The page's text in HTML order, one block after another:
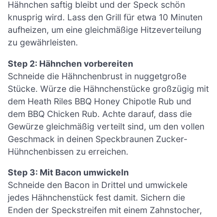
Hähnchen saftig bleibt und der Speck schön
knusprig wird. Lass den Grill für etwa 10 Minuten
aufheizen, um eine gleichmäßige Hitzeverteilung
zu gewährleisten.
Step 2: Hähnchen vorbereiten
Schneide die Hähnchenbrust in nuggetgroße
Stücke. Würze die Hähnchenstücke großzügig mit
dem Heath Riles BBQ Honey Chipotle Rub und
dem BBQ Chicken Rub. Achte darauf, dass die
Gewürze gleichmäßig verteilt sind, um den vollen
Geschmack in deinen Speckbraunen Zucker-
Hühnchenbissen zu erreichen.
Step 3: Mit Bacon umwickeln
Schneide den Bacon in Drittel und umwickele
jedes Hähnchenstück fest damit. Sichern die
Enden der Speckstreifen mit einem Zahnstocher,